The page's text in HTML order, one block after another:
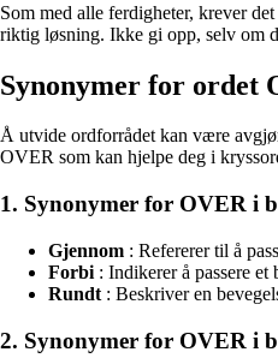
Som med alle ferdigheter, krever
riktig løsning. Ikke gi opp, selv om
Synonymer for ordet
Å utvide ordforrådet kan være
OVER som kan hjelpe deg i
1. Synonymer for OVER i
Gjennom : Refererer til å
Forbi : Indikerer å passere et
Rundt : Beskriver en
2. Synonymer for OVER i